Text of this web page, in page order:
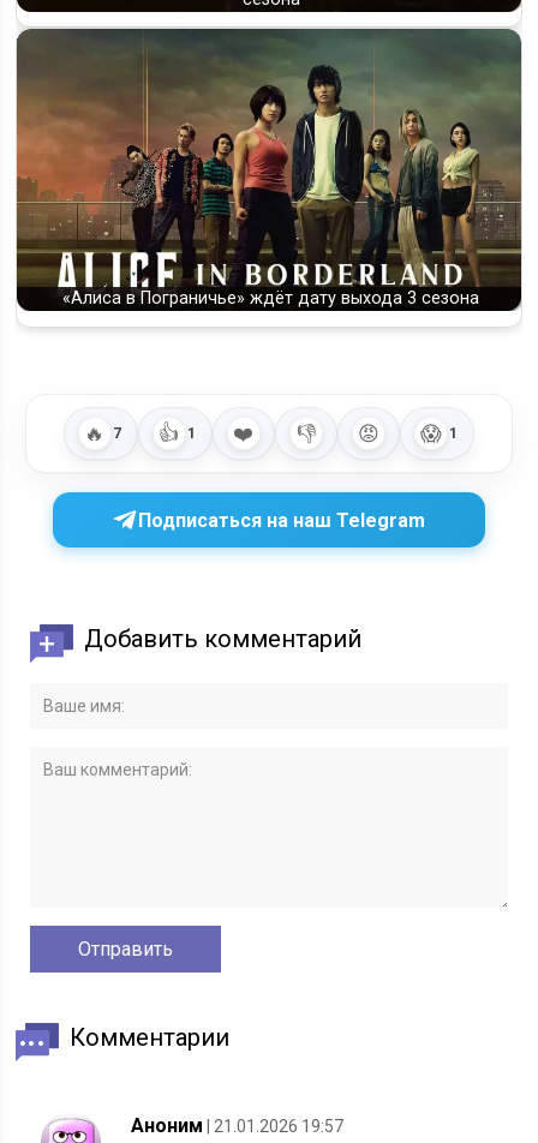
«Алиса в Пограничье» ждёт дату выхода 3 сезона
🔥 7 👍 1 ❤️ 👎 😡 😱 1
Подписаться на наш Telegram
Добавить комментарий
Комментарии
Аноним | 21.01.2026 19:57